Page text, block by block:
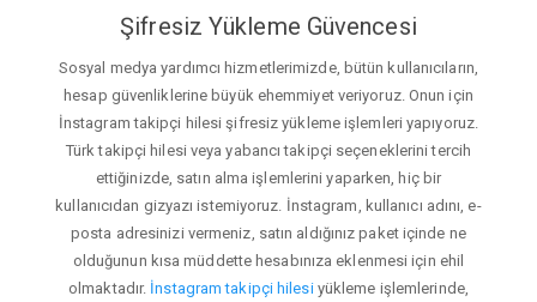
Şifresiz Yükleme Güvencesi
Sosyal medya yardımcı hizmetlerimizde, bütün kullanıcıların,
hesap güvenliklerine büyük ehemmiyet veriyoruz. Onun için
İnstagram takipçi hilesi şifresiz yükleme işlemleri yapıyoruz.
Türk takipçi hilesi veya yabancı takipçi seçeneklerini tercih
ettiğinizde, satın alma işlemlerini yaparken, hiç bir
kullanıcıdan gizyazı istemiyoruz. İnstagram, kullanıcı adını, e-
posta adresinizi vermeniz, satın aldığınız paket içinde ne
olduğunun kısa müddette hesabınıza eklenmesi için ehil
olmaktadır. İnstagram takipçi hilesiyükleme işlemlerinde,